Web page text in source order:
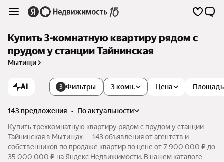
Купить 3-комнатную квартиру рядом с
прудом у станции Тайнинская
Мытищи
AI 3 Фильтры 3 комн. Цена Площадь
143 предложения •
по актуальности
Купить трехкомнатную квартиру рядом с прудом у станции
Тайнинская в Мытищах — 143 объявления от агентств и
собственников по продаже квартир по цене от 7 900 000 ₽ до
35 000 000 ₽ на Яндекс Недвижимости. В нашем каталоге